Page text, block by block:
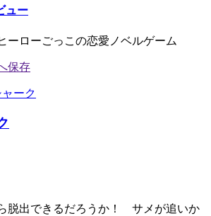
ュー
ーローごっこの恋愛ノベルゲーム
脱出できるだろうか！ サメが追いか